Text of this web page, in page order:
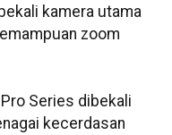
kamera utama
zoom
Series dibekali
kecerdasan